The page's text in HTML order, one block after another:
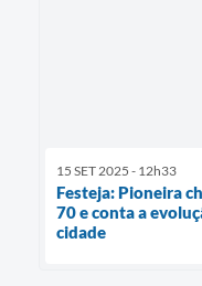
15 SET 2025 - 12h33
Festeja: Pioneira
70 e conta a
cidade